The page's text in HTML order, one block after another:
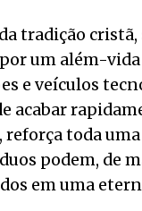
tradição
um além-
e veículos
acabar
toda
podem, de
em uma